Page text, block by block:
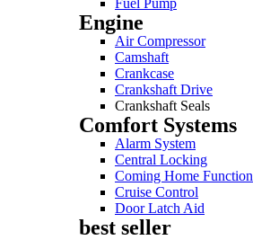
Engine
Air Compressor
Camshaft
Crankcase
Crankshaft Drive
Crankshaft Seals
Comfort Systems
Alarm System
Central Locking
Coming Home Function
Cruise Control
Door Latch Aid
best seller